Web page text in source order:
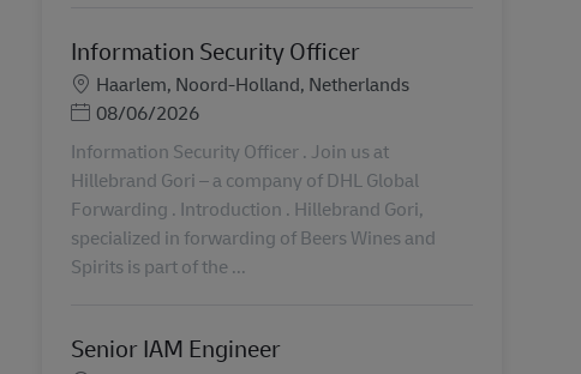
Information Security Officer
地點Haarlem, Noord-Holland, Netherlands
Posted Date
08/06/2026
Information Security Officer . Join us at
Hillebrand Gori – a company of DHL Global
Forwarding . Introduction . Hillebrand Gori,
specialized in forwarding of Beers Wines and
Spirits is part of the ...
Senior IAM Engineer